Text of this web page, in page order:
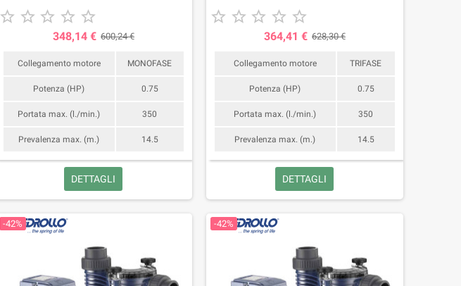
    
348,14 € 600,24 €
Collegamento motore MONOFASE
Potenza (HP) 0.75
Portata max. (l./min.) 350
Prevalenza max. (m.) 14.5
DETTAGLI
    
364,41 € 628,30 €
Collegamento motore TRIFASE
Potenza (HP) 0.75
Portata max. (l./min.) 350
Prevalenza max. (m.) 14.5
DETTAGLI
-42% -42%